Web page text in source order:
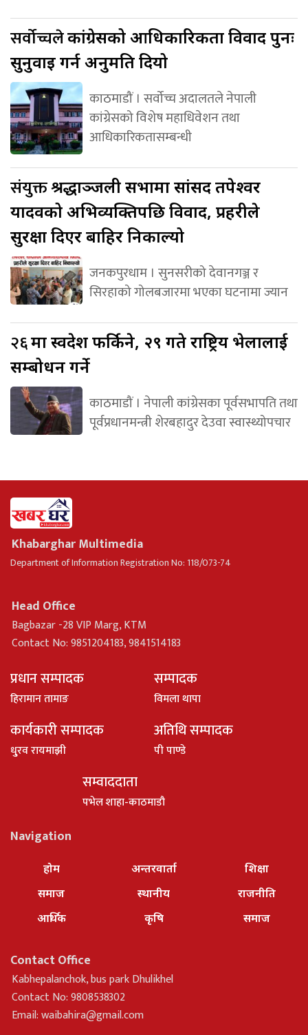
सर्वोच्चलेकांग्रेसको आधिकारिकता विवाद पुनः
सुनुवाइ गर्न अनुमति दियो
काठमाडौं । सर्वोच्च अदालतले नेपाली
कांग्रेसको विशेष महाधिवेशन तथा
आधिकारिकतासम्बन्धी
संयुक्तश्रद्धाञ्जली सभामा सांसद तपेश्वर
यादवको अभिव्यक्तिपछि विवाद, प्रहरीले
सुरक्षा दिएर बाहिर निकाल्यो
जनकपुरधाम । सुनसरीको देवानगञ्ज र
सिरहाको गोलबजारमा भएका घटनामा ज्यान
२६मा स्वदेश फर्किने, २९ गते राष्ट्रिय भेलालाई
सम्बोधन गर्ने
काठमाडौं । नेपाली कांग्रेसका पूर्वसभापति तथा
पूर्वप्रधानमन्त्री शेरबहादुर देउवा स्वास्थ्योपचार
Khabarghar Multimedia
Department of Information Registration No: 118/073-74
Head Office
Bagbazar -28 VIP Marg, KTM
Contact No: 9851204183, 9841514183
प्रधान सम्पादक
हिरामान तामाङ
सम्पादक
विमला थापा
कार्यकारी सम्पादक
धु्रव रायमाझी
अतिथि सम्पादक
पी पाण्डे
सम्वाददाता
पभेल शाहा-काठमाडौ
Navigation
होम
समाज
आर्थिक
अन्तरवार्ता
स्थानीय
कृषि
शिक्षा
राजनीति
समाज
Contact Office
Kabhepalanchok, bus park Dhulikhel
Contact No: 9808538302
Email:waibahira@gmail.com